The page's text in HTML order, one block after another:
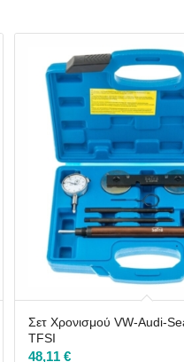
Σετ Χρονισμού VW-Audi-
TFSI
48,11€